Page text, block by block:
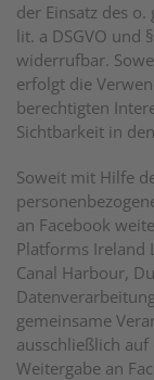
der Einsatz des o.
lit. a DSGVO und
widerrufbar.
erfolgt die
berechtigten
Sichtbarkeit in
Soweit mit Hilfe
an Facebook
Platforms Ireland
Canal Harbour,
gemeinsame
ausschließlich
Weitergabe an